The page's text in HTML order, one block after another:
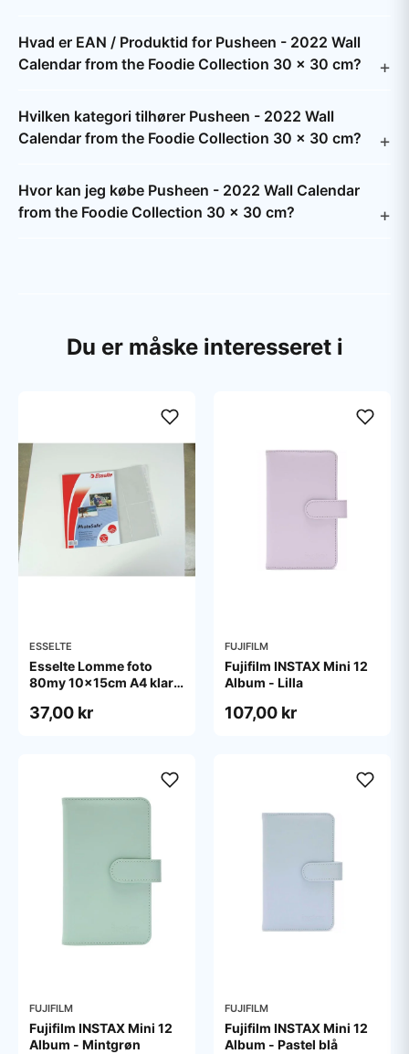
Hvad er EAN / Produktid for Pusheen - 2022 Wall
Calendar from the Foodie Collection 30 x 30 cm?
Hvilken kategori tilhører Pusheen - 2022 Wall
Calendar from the Foodie Collection 30 x 30 cm?
Hvor kan jeg købe Pusheen - 2022 Wall Calendar
from the Foodie Collection 30 x 30 cm?
Du er måske interesseret i
ESSELTE
Esselte Lomme foto
80my 10x15cm A4 klar
37,00 kr
FUJIFILM
Fujifilm INSTAX Mini 12
Album - Lilla
107,00 kr
FUJIFILM
Fujifilm INSTAX Mini 12
Album - Mintgrøn
FUJIFILM
Fujifilm INSTAX Mini 12
Album - Pastel blå